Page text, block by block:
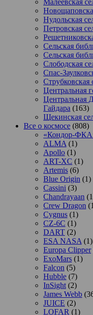
Нудольская
Петровская
Сельская
Сельская
Слободская
Спас-
Струбковская
Центральная
Центральная
Гайдара (163)
Щекинская
Все о космосе (808)
«Кондор-
ALMA (1)
Apollo (1)
ART-XC (1)
Artemis (6)
Blue Origin (1)
Cassini (3)
Chandrayaan
Crew Dragon
Cygnus (1)
CZ-6C (1)
DART (2)
ESA NASA (1)
Europa Clipper
ExoMars (1)
Falcon (5)
Hubble (7)
InSight (2)
James Webb
JUICE (2)
LOFAR (1)